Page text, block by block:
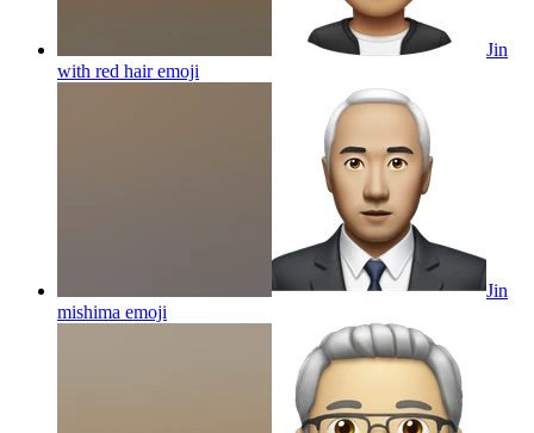
Jin
with red hairemoji
Jin
mishima emoji